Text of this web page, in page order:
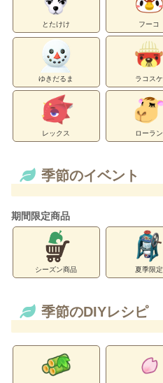
とたけけ フーコ
ゆきだるま ラコスケ
レックス ローラン
季節のイベント
期間限定商品
シーズン商品 夏季限定
季節のDIYレシピ